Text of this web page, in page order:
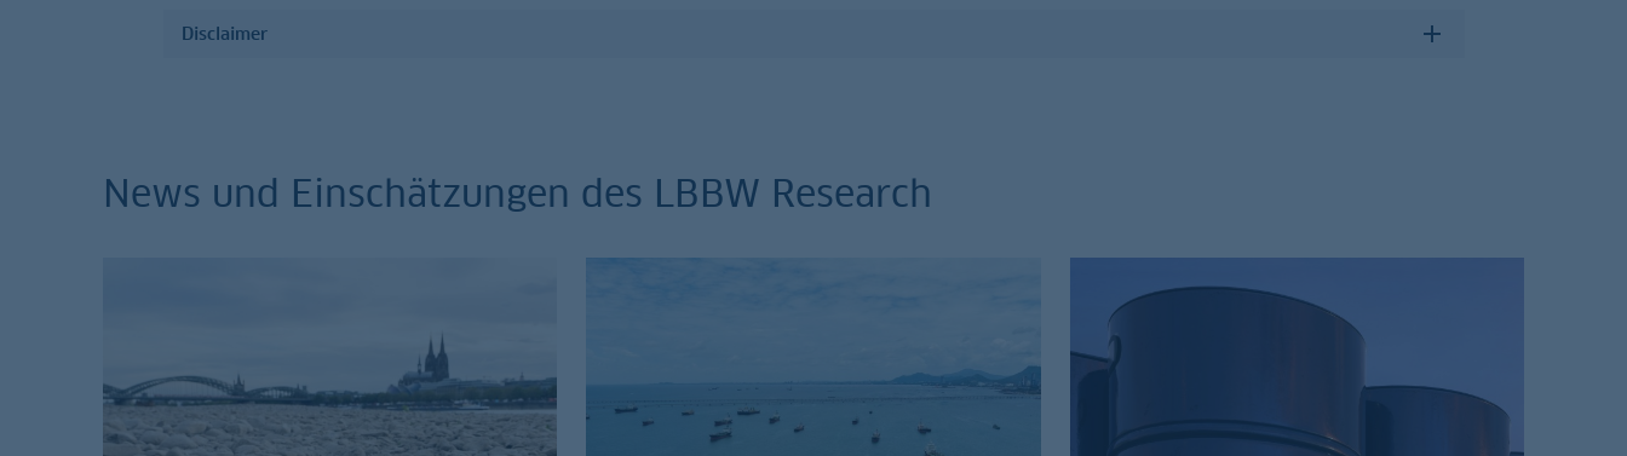
Disclaimer
News und Einschätzungen des LBBW Research